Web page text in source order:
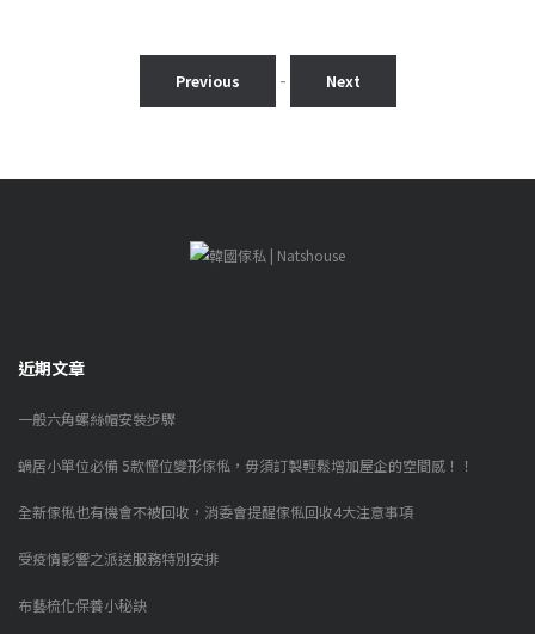
Previous - Next
近期文章
一般六角螺絲帽安裝步驟
蝸居小單位必備 5款慳位變形傢俬，毋須訂製輕鬆增加屋企的空間感！！
全新傢俬也有機會不被回收，消委會提醒傢俬回收4大注意事項
受疫情影響之派送服務特別安排
布藝梳化保養小秘訣